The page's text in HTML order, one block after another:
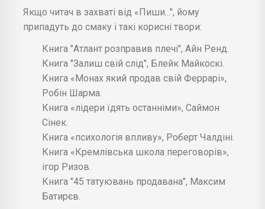
Якщо читач в захваті від «Пиши...", йому
припадуть до смаку і такі корисні твори:
Книга "Атлант розправив плечі", Айн Ренд.
Книга "Залиш свій слід", Блейк Майкоскі.
Книга «Монах який продав свій Феррарі»,
Робін Шарма.
Книга «лідери їдять останніми», Саймон
Сінек.
Книга «психологія впливу», Роберт Чалдіні.
Книга «Кремлівська школа переговорів»,
ігор Ризов.
Книга "45 татуювань продавана", Максим
Батирєв.